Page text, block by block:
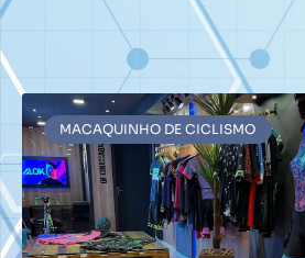
MACAQUINHO DE CICLISMO